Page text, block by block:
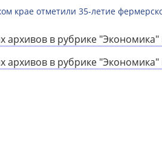
крае отметили 35-летие
архивов в рубрике "Экономика"
архивов в рубрике